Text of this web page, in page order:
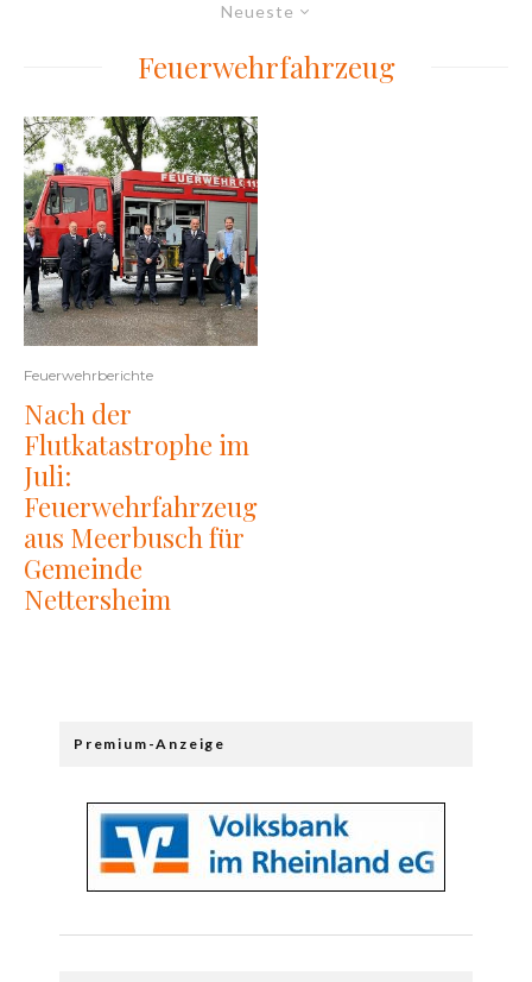
Neueste
Feuerwehrfahrzeug
Feuerwehrberichte
Nach der
Flutkatastrophe im
Juli:
Feuerwehrfahrzeug
aus Meerbusch für
Gemeinde
Nettersheim
Premium-Anzeige